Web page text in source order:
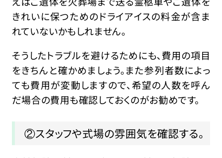
きれいに保つためのドライアイスの料金が含ま
れていないかもしれません。
そうしたトラブルを避けるためにも、費用の項目
をきちんと確かめましょう。また参列者数によっ
ても費用が変動しますので、希望の人数を呼ん
だ場合の費用も確認しておくのがお勧めです。
②スタッフや式場の雰囲気を確認する。